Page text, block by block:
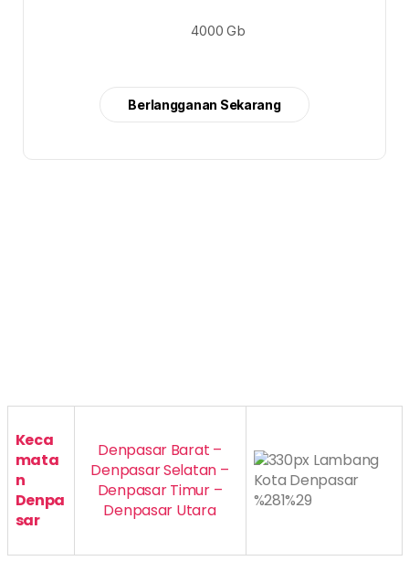
4000 Gb
Berlangganan Sekarang
Keca
mata
n
Denpa
sar
Denpasar Barat –
Denpasar Selatan –
Denpasar Timur –
Denpasar Utara